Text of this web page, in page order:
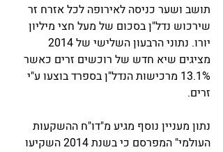
תושב ושער כניסה לאירופה לכל אזרח זר
שירכוש נדל"ן בסכום של מעל חצי מיליון
מציגים שיא חדש של רוכשים זרים כאשר
13.1% מרכישות הנדל"ן בספרד בוצעו ע"י
זרים.
נתון מעניין נוסף מגיע מ"דו"ח ההשקעות
העולמי" המפרסם כי בשנת 2014 השקיעו